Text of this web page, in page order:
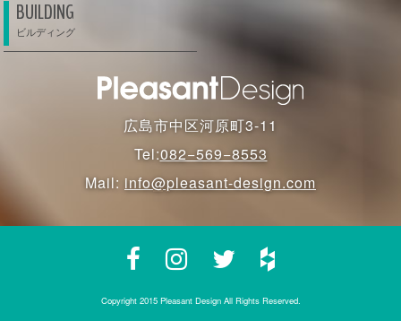
BUILDING
広島市中区河原町3-11
Tel:082−569−8553
Mail: info@pleasant-design.com
Copyright 2015 Pleasant Design All Rights Reserved.